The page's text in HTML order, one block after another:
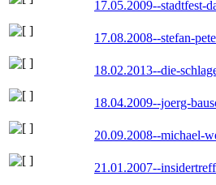
17.05.2009--stadtfest-
17.08.2008--stefan-
18.02.2013--die-
18.04.2009--joerg-
20.09.2008--michael-
21.01.2007--